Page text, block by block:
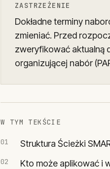
ZASTRZEŻENIE
Dokładne terminy
zmieniać. Przed
zweryfikować aktualną
organizującej nabór
W TYM TEKŚCIE
Struktura Ścieżki
Kto może aplikować i